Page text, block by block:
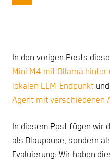
In den vorigen Posts
Mini M4 mit Ollama hinter
lokalen LLM-Endpunkt und
Agent mit verschiedenen
In diesem Post fügen wir
als Blaupause, sondern
Evaluierung: Wir haben